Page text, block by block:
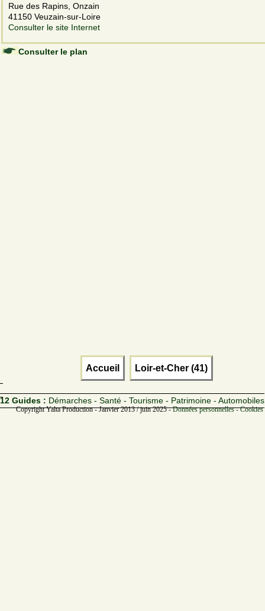
Rue des Rapins, Onzain
41150 Veuzain-sur-Loire
Consulter le site Internet
Consulter le plan
Accueil Loir-et-Cher (41)
12 Guides : Démarches - Santé - Tourisme - Patrimoine - Automobiles
Copyright Yalta Production - Janvier 2013 / juin 2025 -Données personnelles -